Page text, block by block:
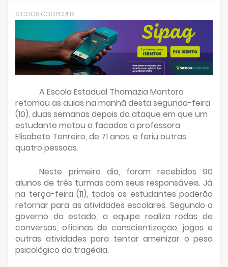
SICOOB COOPCRED
A Escola Estadual Thomazia Montoro
retomou as aulas na manhã desta segunda-feira
(10), duas semanas depois do ataque em que um
estudante matou a facadas a professora
Elisabete Tenreiro, de 71 anos, e feriu outras
quatro pessoas.
Neste primeiro dia, foram recebidos 90
alunos de três turmas com seus responsáveis. Já
na terça-feira (11), todos os estudantes poderão
retornar para as atividades escolares. Segundo o
governo do estado, a equipe realiza rodas de
conversas, oficinas de conscientização, jogos e
outras atividades para tentar amenizar o peso
psicológico da tragédia.